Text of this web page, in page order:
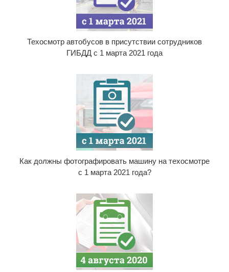
Техосмотр автобусов в присутствии сотрудников
ГИБДД с 1 марта 2021 года
Как должны фотографировать машину на техосмотре
с 1 марта 2021 года?